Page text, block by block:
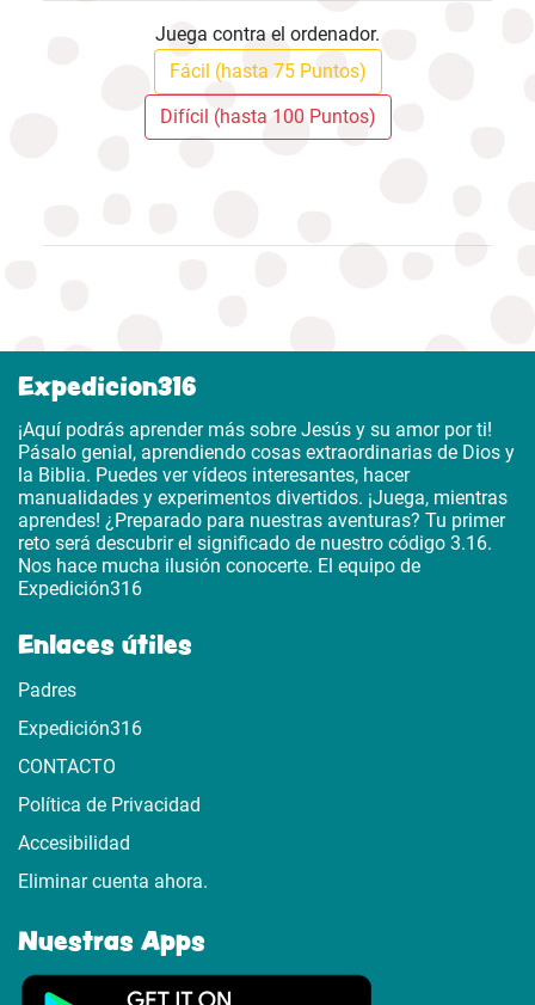
Juega contra el ordenador.
Fácil (hasta 75 Puntos)
Difícil (hasta 100 Puntos)
Expedicion316
¡Aquí podrás aprender más sobre Jesús y su amor por ti!
Pásalo genial, aprendiendo cosas extraordinarias de Dios y
la Biblia. Puedes ver vídeos interesantes, hacer
manualidades y experimentos divertidos. ¡Juega, mientras
aprendes! ¿Preparado para nuestras aventuras? Tu primer
reto será descubrir el significado de nuestro código 3.16.
Nos hace mucha ilusión conocerte. El equipo de
Expedición316
Enlaces útiles
Padres
Expedición316
CONTACTO
Política de Privacidad
Accesibilidad
Eliminar cuenta ahora.
Nuestras Apps